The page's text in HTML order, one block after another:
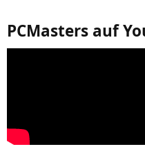
PCMasters auf